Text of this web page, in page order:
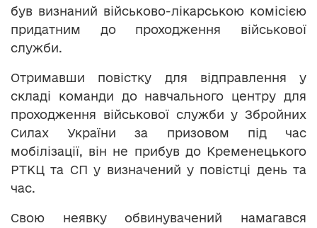
був визнаний військово-лікарською комісією
придатним до проходження військової
служби.
Отримавши повістку для відправлення у
складі команди до навчального центру для
проходження військової служби у Збройних
Силах України за призовом під час
мобілізації, він не прибув до Кременецького
РТКЦ та СП у визначений у повістці день та
час.
Свою неявку обвинувачений намагався